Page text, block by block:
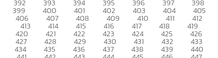
392 393 394 395 396 397 398
399 400 401 402 403 404 405
406 407 408 409 410 411 412
413 414 415 416 417 418 419
420 421 422 423 424 425 426
427 428 429 430 431 432 433
434 435 436 437 438 439 440